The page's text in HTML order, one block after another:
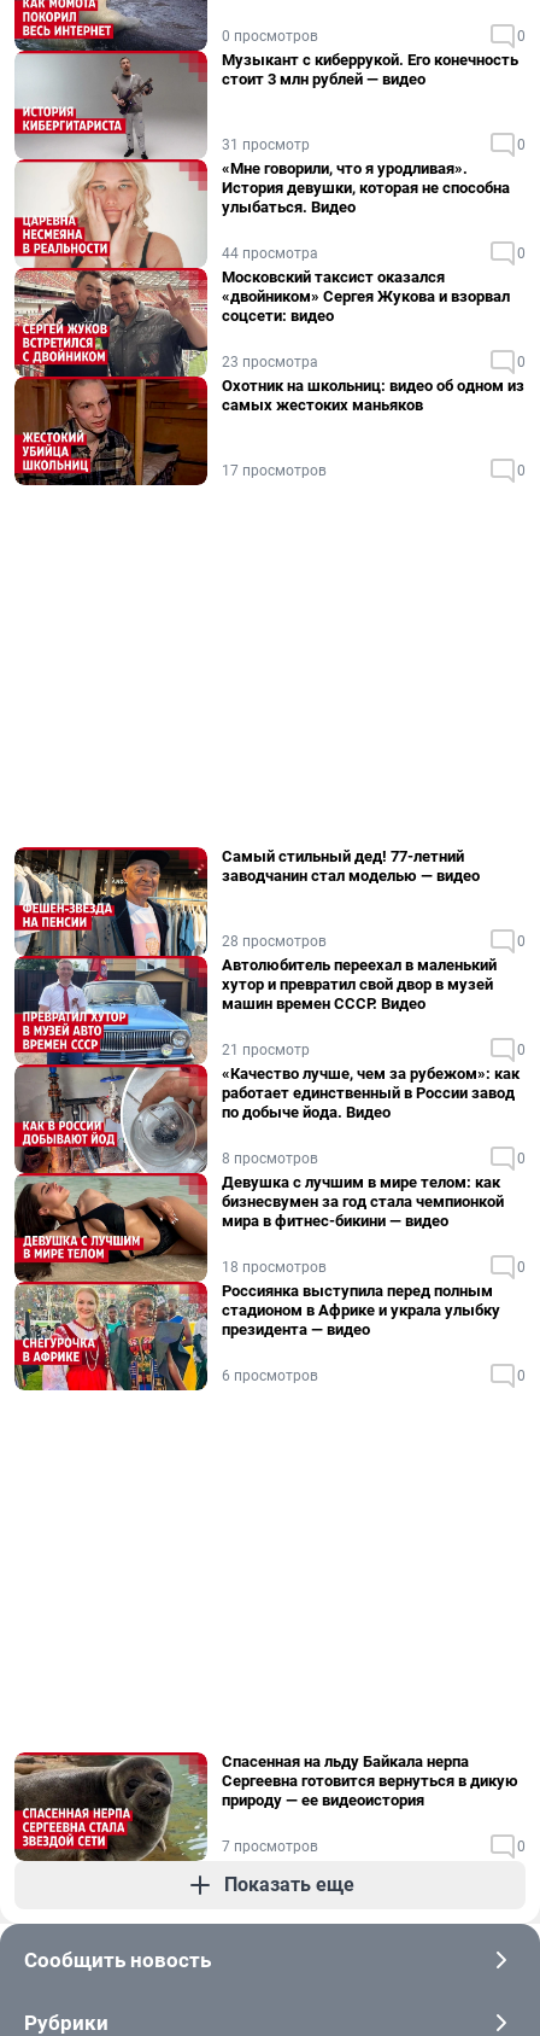
0 просмотров 0
Музыкант с киберрукой. Его конечность
стоит 3 млн рублей — видео
31 просмотр 0
«Мне говорили, что я уродливая».
История девушки, которая не способна
улыбаться. Видео
44 просмотра 0
Московский таксист оказался
«двойником» Сергея Жукова и взорвал
соцсети: видео
23 просмотра 0
Охотник на школьниц: видео об одном из
самых жестоких маньяков
17 просмотров 0
Самый стильный дед! 77-летний
заводчанин стал моделью — видео
28 просмотров 0
Автолюбитель переехал в маленький
хутор и превратил свой двор в музей
машин времен СССР. Видео
21 просмотр 0
«Качество лучше, чем за рубежом»: как
работает единственный в России завод
по добыче йода. Видео
8 просмотров 0
Девушка с лучшим в мире телом: как
бизнесвумен за год стала чемпионкой
мира в фитнес-бикини — видео
18 просмотров 0
Россиянка выступила перед полным
стадионом в Африке и украла улыбку
президента — видео
6 просмотров 0
Спасенная на льду Байкала нерпа
Сергеевна готовится вернуться в дикую
природу — ее видеоистория
7 просмотров 0
Показать еще
Сообщить новость
Рубрики